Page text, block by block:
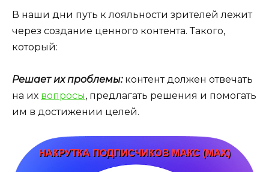
В наши дни путь к лояльности зрителей лежит
через создание ценного контента. Такого,
который:
Решает их проблемы:контент должен отвечать
на их вопросы, предлагать решения и помогать
им в достижении целей.